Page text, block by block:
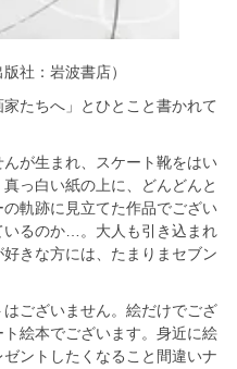
社：岩波書店）
たちへ」とひとこと書かれて
が生まれ、スケート靴をはい
っ白い紙の上に、どんどんと
軌跡に見立てた作品でござい
いるのか…。大人も引き込まれ
きな方には、たまりまセブン
ございません。絵だけでござ
絵本でございます。身近に絵
ントしたくなること間違いナ